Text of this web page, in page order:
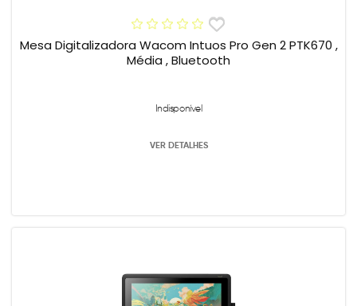
Mesa Digitalizadora Wacom Intuos Pro Gen 2 PTK670 ,
Média , Bluetooth
Indisponível
VER DETALHES